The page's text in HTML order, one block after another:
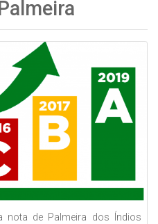
nota de Palmeira dos Índios